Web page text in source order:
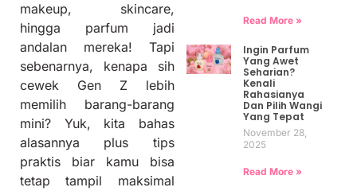
makeup, skincare,
hingga parfum jadi
andalan mereka! Tapi
sebenarnya, kenapa sih
cewek Gen Z lebih
memilih barang-barang
mini? Yuk, kita bahas
alasannya plus tips
praktis biar kamu bisa
tetap tampil maksimal
Read More »
Ingin Parfum
Yang Awet
Seharian?
Kenali
Rahasianya
Dan Pilih Wangi
Yang Tepat
November 28,
2025
Read More »